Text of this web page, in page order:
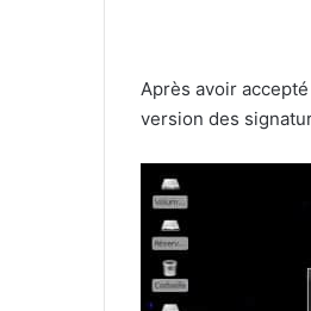
Après avoir accepté
version des